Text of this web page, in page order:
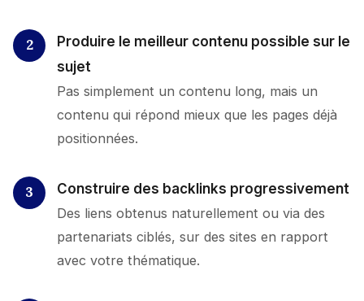
Produire le meilleur contenu possible sur le
sujet
Pas simplement un contenu long, mais un
contenu qui répond mieux que les pages déjà
positionnées.
Construire des backlinks progressivement
Des liens obtenus naturellement ou via des
partenariats ciblés, sur des sites en rapport
avec votre thématique.